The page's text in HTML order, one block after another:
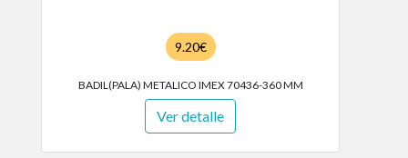
9.20€
BADIL(PALA) METALICO IMEX 70436-360 MM
Ver detalle